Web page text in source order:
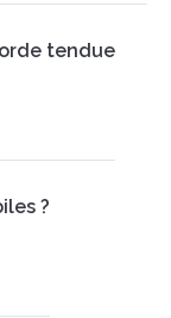
tendue
?